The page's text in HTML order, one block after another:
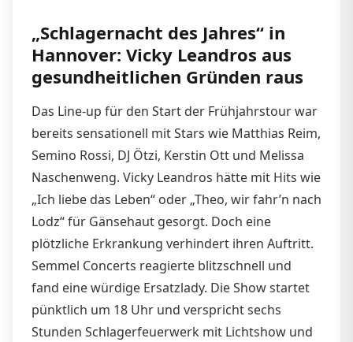
„Schlagernacht des Jahres“ in
Hannover: Vicky Leandros aus
gesundheitlichen Gründen raus
Das Line-up für den Start der Frühjahrstour war
bereits sensationell mit Stars wie Matthias Reim,
Semino Rossi, DJ Ötzi, Kerstin Ott und Melissa
Naschenweng. Vicky Leandros hätte mit Hits wie
„Ich liebe das Leben“ oder „Theo, wir fahr’n nach
Lodz“ für Gänsehaut gesorgt. Doch eine
plötzliche Erkrankung verhindert ihren Auftritt.
Semmel Concerts reagierte blitzschnell und
fand eine würdige Ersatzlady. Die Show startet
pünktlich um 18 Uhr und verspricht sechs
Stunden Schlagerfeuerwerk mit Lichtshow und